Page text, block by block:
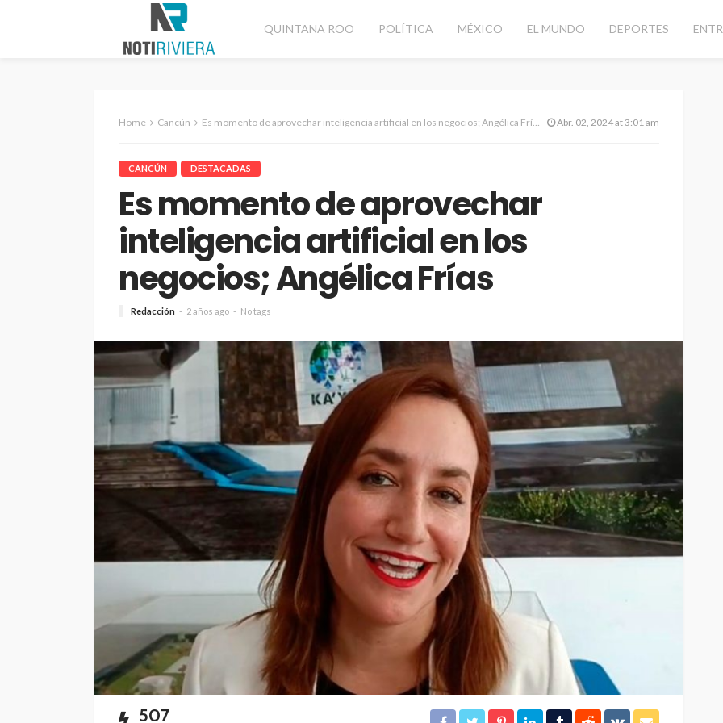
QUINTANA ROO POLÍTICA MÉXICO EL MUNDO DEPORTES
Home Cancún Es momento de aprovechar inteligencia artificial en los negocios; Angélica Frías Abr. 02, 2024 at 3:01 am
CANCÚN DESTACADAS
Es momento de aprovechar
inteligencia artificial en los
negocios; Angélica Frías
Redacción 2 años ago No tags
507
Refuerzan seguridad vial con
mantenimiento y
rehabilitación de calles en
Cancún
Redacción 15 horas ago
El tráfico aéreo en México se
reconfigura en la primera
mitad de 2026
Redacción 15 horas ago